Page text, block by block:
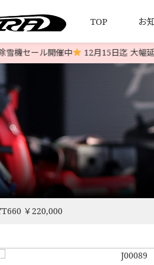
￥220,000
TOP お
HONDA 中古除雪機
払いについて 発送に
商取引法とプライバシーポリシー
セール開催中 12月15日迄 大幅延長